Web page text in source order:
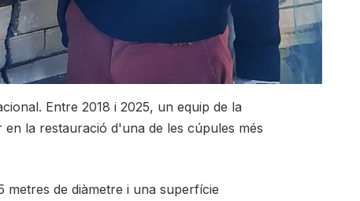
Entre 2018 i 2025, un equip de la
la restauració d'una de les cúpules més
de diàmetre i una superfície